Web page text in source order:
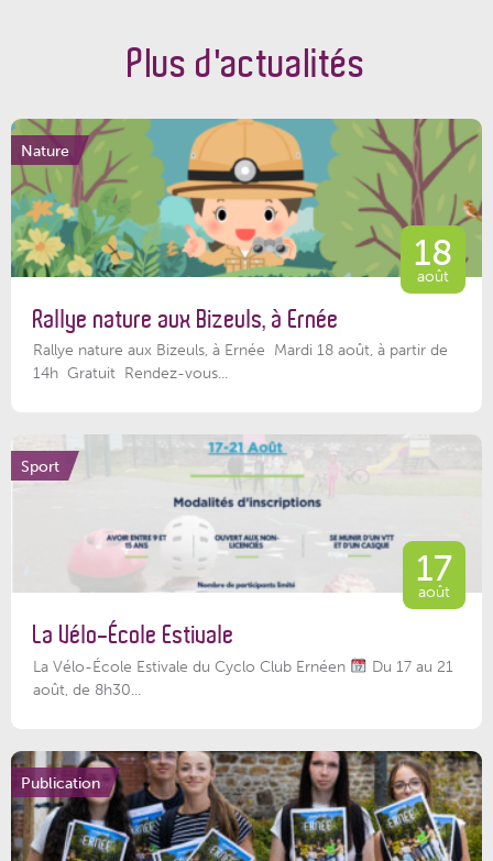
Plus d'actualités
Nature
18
août
Rallye nature aux Bizeuls, à Ernée
Rallye nature aux Bizeuls, à Ernée Mardi 18 août, à partir de
14h Gratuit Rendez-vous...
Sport
17
août
La Vélo-École Estivale
La Vélo-École Estivale du Cyclo Club Ernéen
Du 17 au 21
août, de 8h30...
Publication